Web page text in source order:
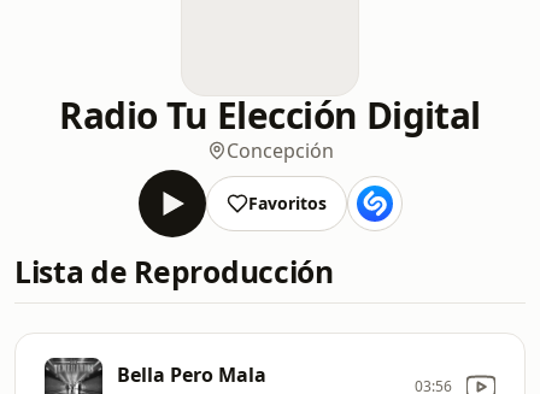
Radio Tu Elección Digital
Concepción
Favoritos
Lista de Reproducción
Bella Pero Mala 03:56